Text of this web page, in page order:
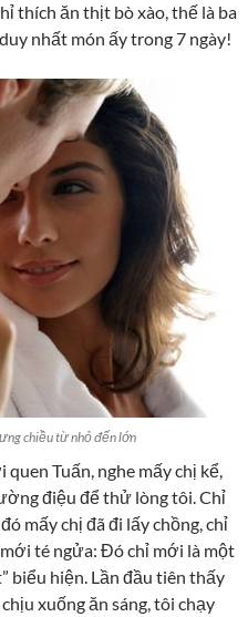
thích ăn thịt bò xào, thế là ba
nhất món ấy trong 7 ngày!
chiều từ nhỏ đến lớn
Tuấn, nghe mấy chị kể,
điệu để thử lòng tôi. Chỉ
mấy chị đã đi lấy chồng, chỉ
té ngửa: Đó chỉ mới là một
biểu hiện. Lần đầu tiên thấy
xuống ăn sáng, tôi chạy